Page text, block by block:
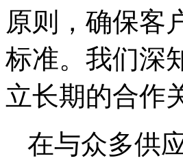
原则，确保客
标准。我们深
立长期的合作
在与众多供